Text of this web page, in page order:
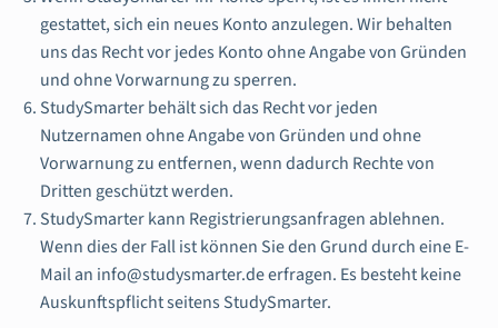
gestattet, sich ein neues Konto anzulegen. Wir behalten
uns das Recht vor jedes Konto ohne Angabe von Gründen
und ohne Vorwarnung zu sperren.
StudySmarter behält sich das Recht vor jeden
Nutzernamen ohne Angabe von Gründen und ohne
Vorwarnung zu entfernen, wenn dadurch Rechte von
Dritten geschützt werden.
StudySmarter kann Registrierungsanfragen ablehnen.
Wenn dies der Fall ist können Sie den Grund durch eine E-
Mail an info@studysmarter.de erfragen. Es besteht keine
Auskunftspflicht seitens StudySmarter.